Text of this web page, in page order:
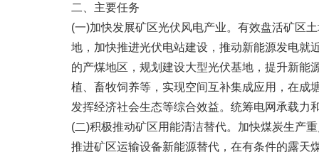
二、主要任务
(一)加快发展矿区光伏风电产业。有效盘活矿区
地，加快推进光伏电站建设，推动新能源发电就
的产煤地区，规划建设大型光伏基地，提升新能
植、畜牧饲养等，实现空间互补集成应用，在成
发挥经济社会生态等综合效益。统筹电网承载力
(二)积极推动矿区用能清洁替代。加快煤炭生产
推进矿区运输设备新能源替代，在有条件的露天